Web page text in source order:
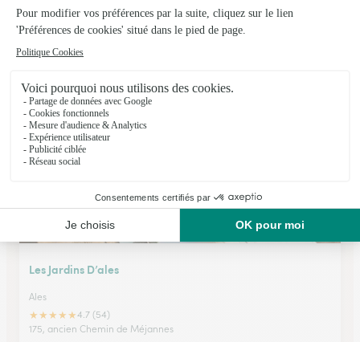
Autour des Fleurs
★★★★★4.8 (48)
Voir la boutique
Les Jardins D’ales
Ales
★★★★★4.7 (54)
175, ancien Chemin de Méjannes